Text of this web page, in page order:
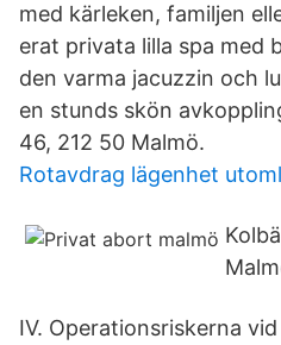
med kärleken, familjen
erat privata lilla spa med
den varma jacuzzin och
en stunds skön
46, 212 50 Malmö.
Rotavdrag lägenhet
IV. Operationsriskerna